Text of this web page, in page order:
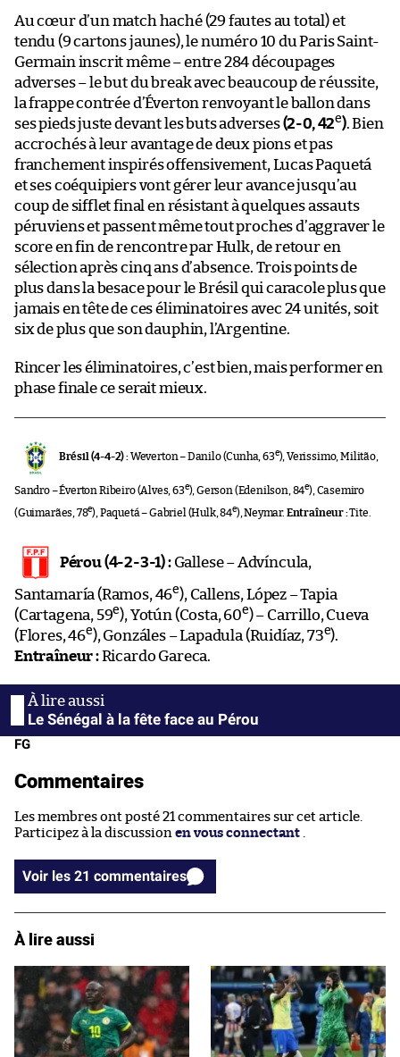
Au cœur d’un match haché (29 fautes au total) et
tendu (9 cartons jaunes), le numéro 10 du Paris Saint-
Germain inscrit même – entre 284 découpages
adverses – le but du break avec beaucoup de réussite,
la frappe contrée d’Éverton renvoyant le ballon dans
ses pieds juste devant les buts adverses(2-0, 42e). Bien
accrochés à leur avantage de deux pions et pas
franchement inspirés offensivement, Lucas Paquetá
et ses coéquipiers vont gérer leur avance jusqu’au
coup de sifflet final en résistant à quelques assauts
péruviens et passent même tout proches d’aggraver le
score en fin de rencontre par Hulk, de retour en
sélection après cinq ans d’absence. Trois points de
plus dans la besace pour le Brésil qui caracole plus que
jamais en tête de ces éliminatoires avec 24 unités, soit
six de plus que son dauphin, l’Argentine.
Rincer les éliminatoires, c’est bien, mais performer en
phase finale ce serait mieux.
Brésil (4-4-2) :Weverton – Danilo (Cunha, 63e), Verissimo, Militão,
Sandro – Éverton Ribeiro (Alves, 63e), Gerson (Edenilson, 84e), Casemiro
(Guimarães, 78e), Paquetá – Gabriel (Hulk, 84e), Neymar. Entraîneur :Tite.
Pérou (4-2-3-1) :Gallese – Advíncula,
Santamaría (Ramos, 46e), Callens, López – Tapia
(Cartagena, 59e), Yotún (Costa, 60e) – Carrillo, Cueva
(Flores, 46e), Gonzáles – Lapadula (Ruidíaz, 73e).
Entraîneur :Ricardo Gareca.
Le Sénégal à la fête face au Pérou
FG
Commentaires
Les membres ont posté 21 commentaires sur cet article.
Participez à la discussion en vous connectant
Voir les 21 commentaires
À lire aussi